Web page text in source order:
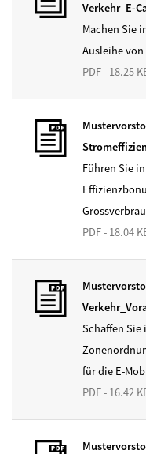
Verkehr_E-
Machen Sie
Ausleihe
PDF - 18.25
Führen Sie
PDF - 18.04
Schaffen Sie
für die E-
PDF - 16.42